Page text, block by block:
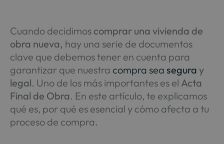
Cuando decidimos comprar una vivienda de
obra nueva, hay una serie de documentos
clave que debemos tener en cuenta para
garantizar que nuestra compra sea segura y
legal. Uno de los más importantes es el Acta
Final de Obra. En este artículo, te explicamos
qué es, por qué es esencial y cómo afecta a tu
proceso de compra.